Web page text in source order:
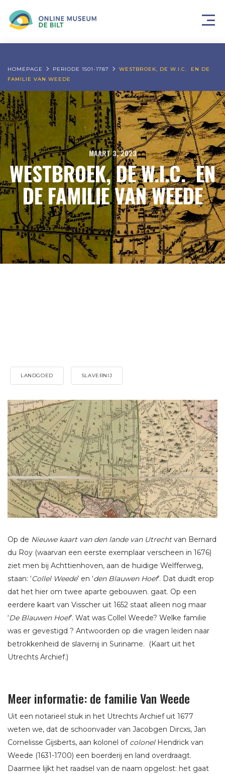
HOMEPAGE PERIODE 1501-1787
WESTBROEK, DE W.I.C. EN DE
FAMILIE VAN WEEDE
MAART 3, 2023
WESTBROEK, DE W.I.C. EN
DE FAMILIE VAN WEEDE
LANDGOED SLAVERNIJ
Op de Nieuwe kaart van den lande van Utrechtvan Bernard
du Roy (waarvan een eerste exemplaar verscheen in 1676)
ziet men bij Achttienhoven, aan de huidige Welfferweg,
staan: ‘Collel Weede’ en ‘den Blauwen Hoef’. Dat duidt erop
dat het hier om twee aparte gebouwen. gaat. Op een
eerdere kaart van Visscher uit 1652 staat alleen nog maar
‘De Blauwen Hoef’. Wat was Collel Weede? Welke familie
was er gevestigd ? Antwoorden op die vragen leiden naar
betrokkenheid de slavernij in Suriname. (Kaart uit het
Utrechts Archief.)
Meer informatie: de familie Van Weede
Uit een notarieel stuk in het Utrechts Archief uit 1677
weten we, dat de schoonvader van Jacobgen Dircxs, Jan
Cornelisse Gijsberts, aan kolonel of colonelHendrick van
Weede (1631-1700) een boerderij en land overdraagt.
Daarmee lijkt het raadsel van de naam opgelost: het gaat